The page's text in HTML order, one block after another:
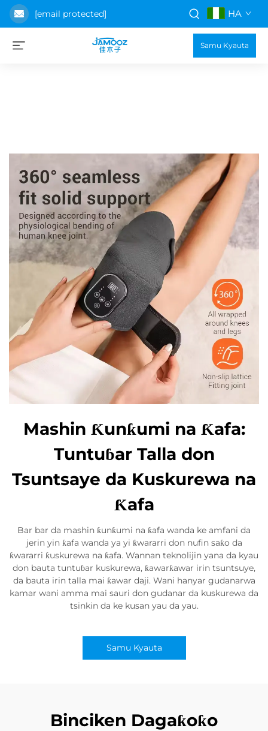
[email protected] HA
Samu Kyauta
Mashin Ƙunƙumi na Ƙafa:
Tuntuɓar Talla don
Tsuntsaye da Kuskurewa na
Ƙafa
Bar bar da mashin ƙunƙumi na ƙafa wanda ke amfani da
jerin yin ƙafa wanda ya yi ƙwararri don nufin saƙo da
ƙwararri ƙuskurewa na ƙafa. Wannan teknolijin yana da kyau
don bauta tuntuɓar kuskurewa, ƙawarƙawar irin tsuntsuye,
da bauta irin talla mai ƙawar daji. Wani hanyar gudanarwa
kamar wani amma mai sauri don gudanar da kuskurewa da
tsinkin da ke kusan yau da yau.
Samu Kyauta
Binciken Dagaƙoƙo